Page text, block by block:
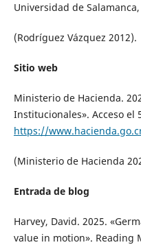
Universidad de
(Rodríguez Vázquez 2012).
Sitio web
Ministerio de Hacienda.
Institucionales». Acceso el
https://
(Ministerio de Hacienda
Entrada de blog
Harvey, David. 2025.
value in motion». Reading